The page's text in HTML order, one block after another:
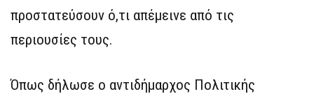
προστατεύσουν ό,τι απέμεινε από τις
περιουσίες τους.
Όπως δήλωσε ο αντιδήμαρχος Πολιτικής